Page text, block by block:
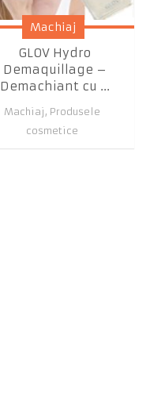
Machiaj
GLOV Hydro
Demaquillage –
Demachiant cu ...
Machiaj , Produsele
cosmetice